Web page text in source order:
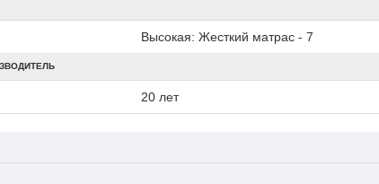
Высокая: Жесткий матрас - 7
20 лет